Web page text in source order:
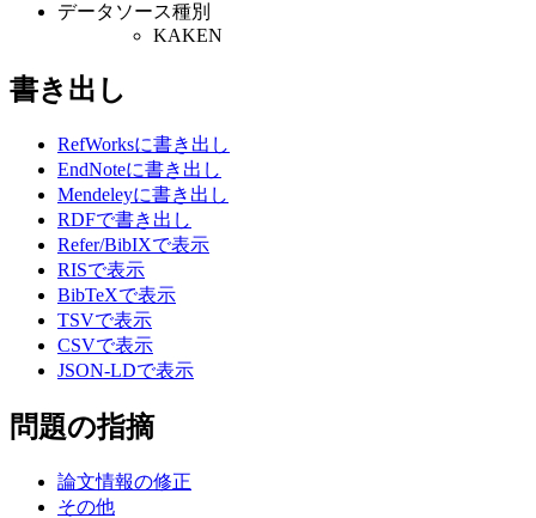
データソース種別
KAKEN
書き出し
RefWorksに書き出し
EndNoteに書き出し
Mendeleyに書き出し
RDFで書き出し
Refer/BibIXで表示
RISで表示
BibTeXで表示
TSVで表示
CSVで表示
JSON-LDで表示
問題の指摘
論文情報の修正
その他